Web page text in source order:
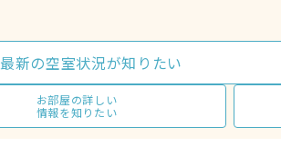
最新の空室状況が知りたい
お部屋の詳しい
情報を知りたい